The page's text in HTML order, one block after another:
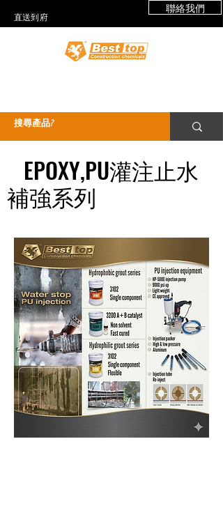
​直送到府
聯絡我們
EPOXY,PU灌注止水
補強系列